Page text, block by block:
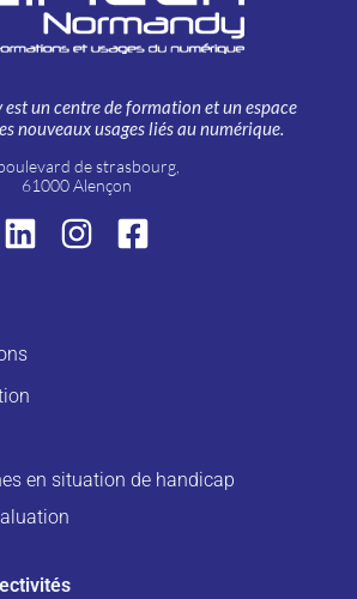
est un centre de formation et un espace
nouveaux usages liés au numérique.
de strasbourg,
61000 Alençon
en situation de handicap